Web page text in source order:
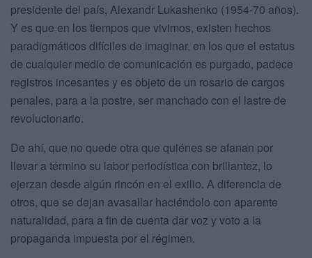
presidente del país, Alexandr Lukashenko (1954-70 años).
Y es que en los tiempos que vivimos, existen hechos
paradigmáticos difíciles de imaginar, en los que el estatus
de cualquier medio de comunicación es purgado, padece
registros incesantes y es objeto de un rosario de cargos
penales, para a la postre, ser manchado con el lastre de
revolucionario.
De ahí, que no quede otra que quiénes se afanan por
llevar a término su labor periodística con brillantez, lo
ejerzan desde algún rincón en el exilio. A diferencia de
otros, que se dejan avasallar haciéndolo con aparente
naturalidad, para a fin de cuenta dar voz y voto a la
propaganda impuesta por el régimen.